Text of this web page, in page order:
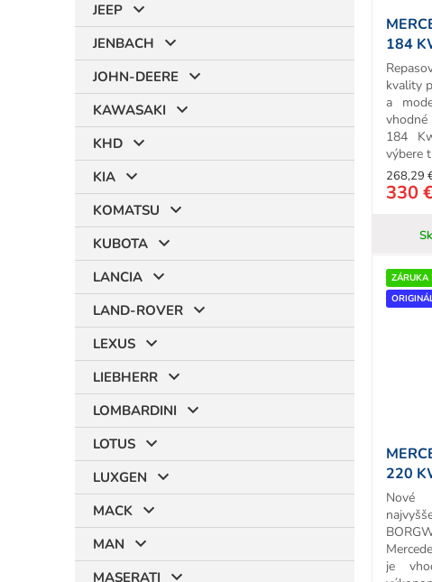
JEEP
JENBACH
JOHN-DEERE
KAWASAKI
KHD
KIA
KOMATSU
KUBOTA
LANCIA
LAND-ROVER
LEXUS
LIEBHERR
LOMBARDINI
LOTUS
LUXGEN
MACK
MAN
MASERATI
184
268,29
330
kvality
a
184
výbere
ZÁRUKA
220
TURBO
Nové
je